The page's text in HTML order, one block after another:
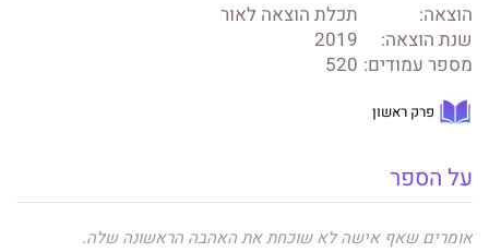
הוצאה:
תכלת הוצאה לאור
שנת הוצאה:
2019
מספר עמודים: 520
פרק ראשון
על הספר
אומרים שאף אישה לא שוכחת את האהבה הראשונה שלה.